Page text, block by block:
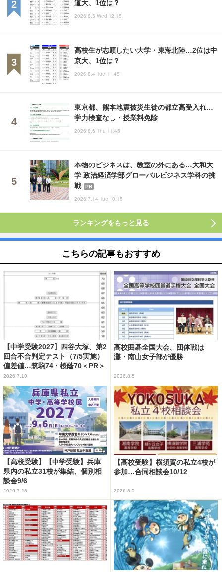
道大、1位は？
2026.8.5 Wed 12:15
高校生が志願したい大学・東海北陸…2位は中
京大、1位は？
2026.8.4 Tue 11:45
東京都、熊本地震被災生徒の都立高受入れ…
学力検査なし・授業料免除
2026.8.6 Thu 11:45
本物のビジネスは、教室の外にある…大和大
学 政治経済学部グローバルビジネス学科の挑
戦
PR
2026.7.14 Tue 10:15
ランキングをもっと見る
こちらの記事もおすすめ
【中学受験2027】四谷大塚、第2
回合不合判定テスト（7/5実施）
偏差値…筑駒74・桜蔭70＜PR＞
2026.7.10
高校囲碁全国大会、団体戦は
灘・南山女子部が優勝
2026.8.5
【高校受験】【中学受験】兵庫
県内の私立31校が集結、個別相
談会9/6
2026.7.28
【高校受験】横須賀の私立4校が
参加…合同相談会10/12
2026.8.5